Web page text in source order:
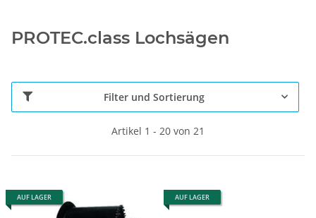
PROTEC.class Lochsägen
Filter und Sortierung
Artikel 1 - 20 von 21
AUF LAGER AUF LAGER